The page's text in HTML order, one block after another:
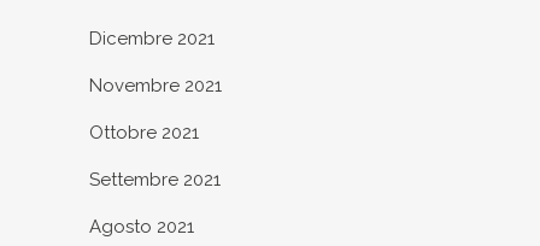
Dicembre 2021
Novembre 2021
Ottobre 2021
Settembre 2021
Agosto 2021